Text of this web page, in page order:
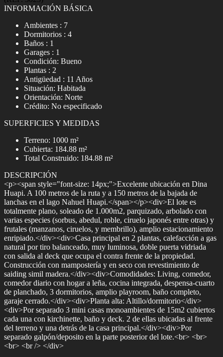
INFORMACIÓN BÁSICA
Ambientes : 7
Dormitorios : 4
Baños : 1
Garages : 1
Condición: Bueno
Plantas : 2
Antigüedad : 11 Años
Situación: Habitada
Orientación: Norte
Crédito: No especificado
SUPERFICIES Y MEDIDAS
Terreno: 1000 m²
Cubierta: 184.88 m²
Total Construido: 184.88 m²
DESCRIPCIÓN
<p><span style="font-size: 14px;">Excelente ubicación en Dina
Huapi. A 100 metros de la ruta y a 150 metros de la bajada de
lanchas en el lago Nahuel Huapi.</span></p><div>El lote es
totalmente plano, soleado de 1.000m2, parquizado, arbolado con
varias especies (sorbus, abedul, roble, ciruelo japonés entre otras) y
frutales (manzanos, ciruelos, y membrillo), amplio estacionamiento
enripiado.</div><div>Casa principal en 2 plantas, calefacción a gas
natural por tiro balanceado, muy luminosa, doble puerta vidriada
con salida al deck que ocupa el contra frente de la propiedad.
Construcción con mampostería y en seco con revestimiento de
saiding simil madera.</div><div>Comodidades: Living, comedor,
comedor diario con hogar a leña, cocina integrada, despensa-cuarto
de planchado, 3 dormitorios, amplio playroom, baño completo,
garaje cerrado.</div><div>Planta alta: Altillo/dormitorio</div>
<div>Por separado 3 mini casas monoambientes de 15m2 cubiertos
cada una con kirchinette, baño y deck. 2 de ellas ubicadas al frente
del terreno y una detrás de la casa principal.</div><div>Por
separado galpón/deposito en la parte posterior del lote.<br> <br>
<br> <br /> </div>